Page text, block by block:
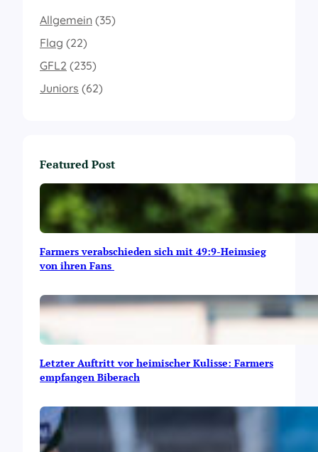
Allgemein (35)
Flag (22)
GFL2 (235)
Juniors (62)
Featured Post
Farmers verabschieden sich mit 49:9-Heimsieg
von ihren Fans
Letzter Auftritt vor heimischer Kulisse: Farmers
empfangen Biberach